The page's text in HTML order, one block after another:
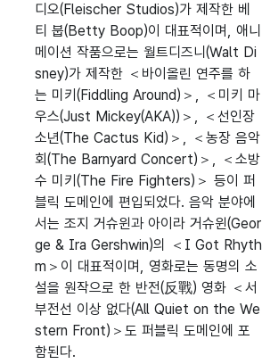
디오(Fleischer Studios)가 제작한 베
티 붑(Betty Boop)이 대표적이며, 애니
메이션 작품으로는 월트디즈니(Walt Di
sney)가 제작한 ＜바이올린 연주를 하
는 미키(Fiddling Around)＞, ＜미키 마
우스(Just Mickey(AKA))＞, ＜선인장
소년(The Cactus Kid)＞, ＜농장 음악
회(The Barnyard Concert)＞, ＜소방
수 미키(The Fire Fighters)＞ 등이 퍼
블릭 도메인에 편입되었다. 음악 분야에
서는 조지 거슈윈과 아이라 거슈윈(Geor
ge & Ira Gershwin)의 ＜I Got Rhyth
m＞이 대표적이며, 영화로는 동명의 소
설을 원작으로 한 반전(反戰) 영화 ＜서
부전선 이상 없다(All Quiet on the We
stern Front)＞도 퍼블릭 도메인에 포
함된다.